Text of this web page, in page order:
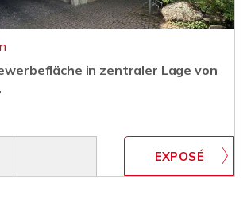
in zentraler Lage von